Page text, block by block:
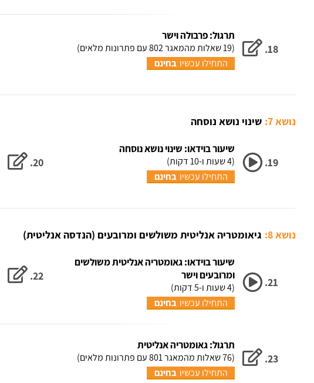
18.
תרגול: פרבולה וישר
(19 שאלות מהמאגר 802 עם פתרונות מלאים)
התחילו עכשיו בחינם
נושא 7: שינוי נושא נוסחה
19.
שיעור בוידאו: שינוי נושא נוסחה
(4 שעות ו-10 דקות)
התחילו עכשיו בחינם
20.
נושא 8: גיאומטריה אנליטית משולשים ומרובעים (הנדסה אנליטית)
21.
שיעור בוידאו: גאומטריה אנליטית משולשים
ומרובעים וישר
(4 שעות ו-5 דקות)
התחילו עכשיו בחינם
22.
23.
תרגול: גאומטריה אנליטית
(76 שאלות מהמאגר 801 עם פתרונות מלאים)
התחילו עכשיו בחינם